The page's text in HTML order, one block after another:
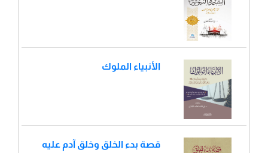
الأنبياء الملوك
قصة بدء الخلق وخلق آدم عليه